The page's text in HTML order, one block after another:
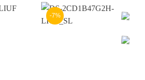
-7%